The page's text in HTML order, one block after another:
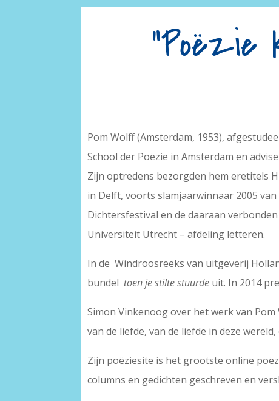
“Poëzie
Pom Wolff (Amsterdam, 1953),
School der Poëzie in Amsterdam en
Zijn optredens bezorgden hem eretitels
in Delft, voorts slamjaarwinnaar 2005
Dichtersfestival en de daaraan
Universiteit Utrecht – afdeling letteren.
In de Windroosreeks van uitgeverij
bundel toen je stilte stuurde uit. In 2014
Simon Vinkenoog over het werk van
van de liefde, van de liefde in deze
Zijn poëziesite is het grootste online
columns en gedichten geschreven en